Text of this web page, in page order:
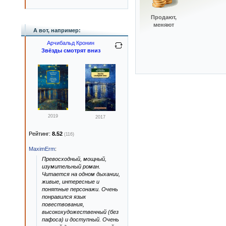
Продают,
меняют
А вот, например:
Арчибальд Кронин
Звёзды смотрят вниз
2019 2017
Рейтинг: 8.52 (116)
MaximErm:
Превосходный, мощный,
изумительный роман.
Читается на одном дыхании,
живые, интересные и
понятные персонажи. Очень
понравился язык
повествования,
высокохудожественный (без
пафоса) и доступный. Очень